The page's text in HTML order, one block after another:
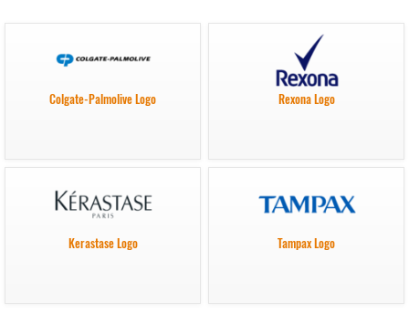
Colgate-Palmolive Logo Rexona Logo
Kerastase Logo Tampax Logo